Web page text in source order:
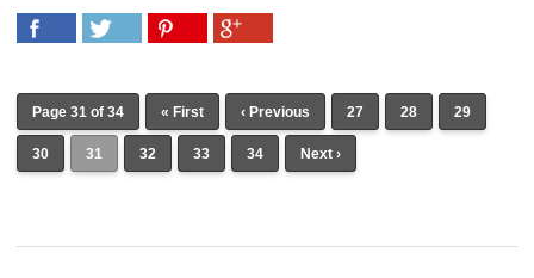
Page 31 of 34 « First ‹ Previous 27 28 29
30 31 32 33 34 Next ›